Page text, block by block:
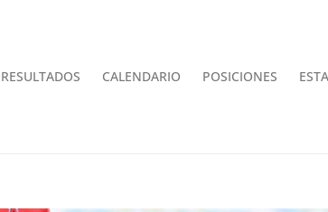
RESULTADOS CALENDARIO POSICIONES